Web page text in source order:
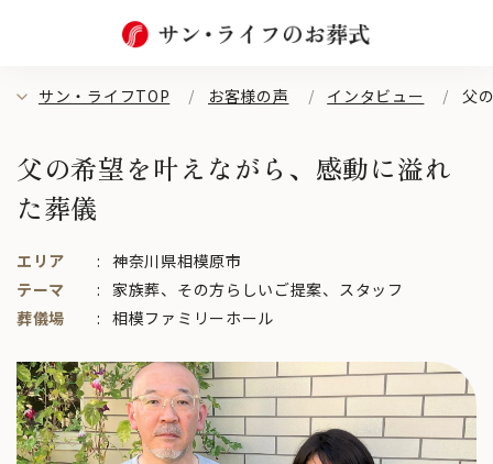
サン・ライフTOP お客様の声 インタビュー 父
父の希望を叶えながら、感動に溢れ
た葬儀
エリア
神奈川県相模原市
テーマ
家族葬、 その方らしいご提案、 スタッフ
葬儀場
相模ファミリーホール